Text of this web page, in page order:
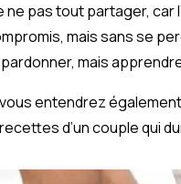
pas tout partager, car
mais sans se
mais
entendrez
d’un couple qui